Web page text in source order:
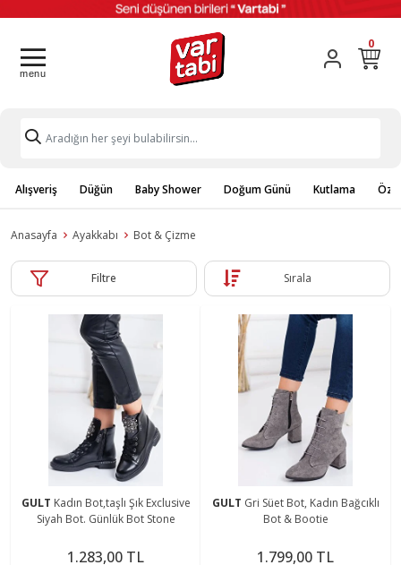
0
Alışveriş Düğün Baby Shower Doğum Günü Kutlama
Anasayfa Ayakkabı Bot & Çizme
Filtre Sırala
GULT Kadın Bot,taşlı Şık Exclusive
Siyah Bot. Günlük Bot Stone
1.283,00 TL
GULT Gri Süet Bot, Kadın Bağcıklı
Bot & Bootie
1.799,00 TL